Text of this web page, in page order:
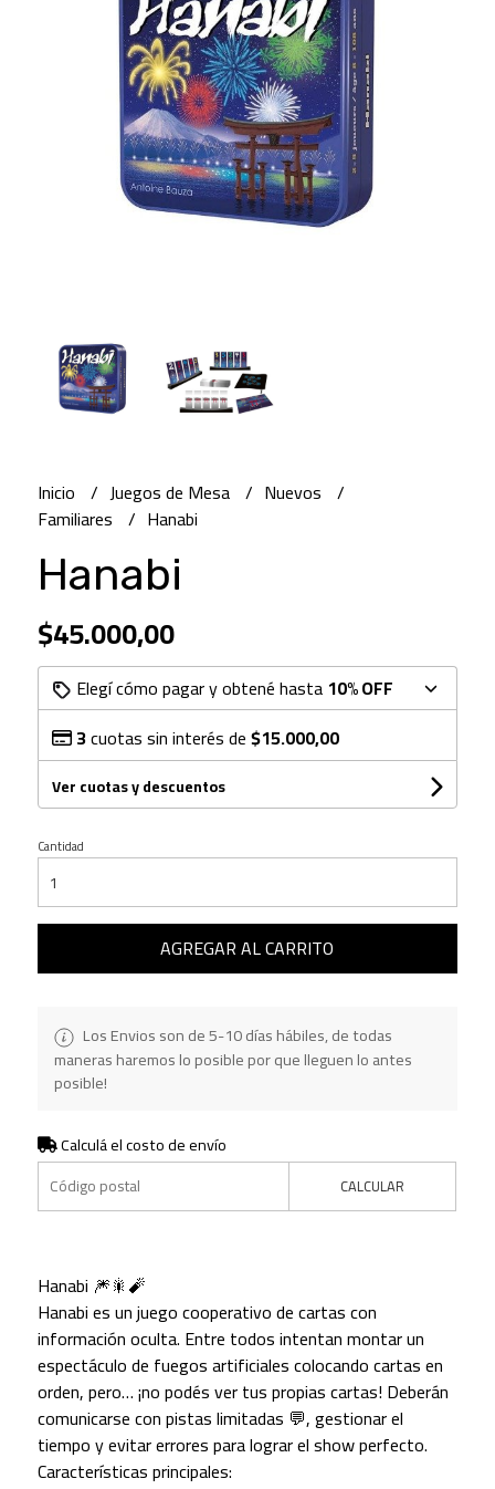
Inicio Juegos de Mesa
Nuevos
Familiares
Hanabi
Hanabi
$45.000,00
Elegí cómo pagar y obtené hasta 10% OFF
3cuotas sin interés de$15.000,00
Ver cuotas y descuentos
Cantidad
AGREGAR AL CARRITO
Los Envios son de 5-10 días hábiles, de todas
maneras haremos lo posible por que lleguen lo antes
posible!
Calculá el costo de envío
CALCULAR
Hanabi 🎆🎇🧨
Hanabi es un juego cooperativo de cartas con
información oculta. Entre todos intentan montar un
espectáculo de fuegos artificiales colocando cartas en
orden, pero… ¡no podés ver tus propias cartas! Deberán
comunicarse con pistas limitadas 💬, gestionar el
tiempo y evitar errores para lograr el show perfecto.
Características principales: